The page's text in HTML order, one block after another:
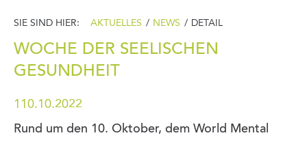
SIE SIND HIER: AKTUELLES / NEWS / DETAIL
WOCHE DER SEELISCHEN
GESUNDHEIT
110.10.2022
Rund um den 10. Oktober, dem World Mental